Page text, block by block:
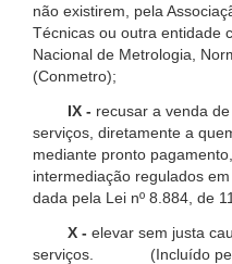
não existirem, pela
Técnicas ou outra entidade
Nacional de Metrologia,
(Conmetro);
IX - recusar a venda
serviços, diretamente a
mediante pronto
intermediação
dada pela Lei nº 8.884, de
X - elevar sem justa
serviços. (Incluído pela